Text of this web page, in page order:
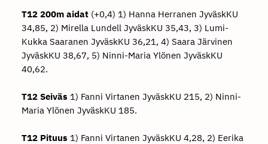
T12 200m aidat(+0,4) 1) Hanna Herranen JyväskKU
34,85, 2) Mirella Lundell JyväskKU 35,43, 3) Lumi-
Kukka Saaranen JyväskKU 36,21, 4) Saara Järvinen
JyväskKU 38,67, 5) Ninni-Maria Ylönen JyväskKU
40,62.
T12 Seiväs 1) Fanni Virtanen JyväskKU 215, 2) Ninni-
Maria Ylönen JyväskKU 185.
T12 Pituus 1) Fanni Virtanen JyväskKU 4,28, 2) Eerika